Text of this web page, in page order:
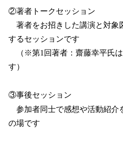
②著者トークセッション
著者をお招きした講演と対象
するセッションです
（※第1回著者：齋藤幸平氏
す）
③事後セッション
参加者同士で感想や活動紹介
の場です